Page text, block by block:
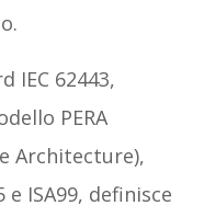
IEC 62443,
PERA
Architecture),
ISA99, definisce